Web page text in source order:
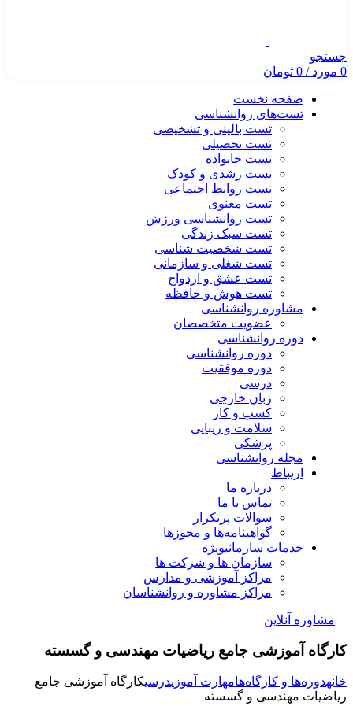
جستجو
0 مورد/
0 تومان
صفحه نخست
تست‌های روانشناسی
تست بالینی و تشخیصی
تست تحصیلی
تست خانواده
تست رشدی و کودک
تست روابط اجتماعی
تست معنوی
تست روانشناسی ورزش
تست سبک زندگی
تست شخصیت شناسی
تست شغلی و سازمانی
تست عشق و ازدواج
تست هوش و حافظه
مشاوره روانشناسی
عضویت متخصصان
دوره روانشناسی
دوره روانشناسی
دوره موفقیت
درسی
زبان خارجی
کسب و کار
سلامت و زیبایی
پزشکی
مجله روانشناسی
ارتباط
درباره ما
تماس با ما
سوالات پرتکرار
گواهینامه‌ها و مجوزها
خدمات سازمانیویژه
سازمان ها و شرکت ها
مراکز آموزشی و مدارس
مراکز مشاوره و روانشناسان
مشاوره آنلاین
کارگاه آموزشی جامع ریاضیات مهندسی و گسسته
خانهدوره‌ها و کارگاه‌هامهارت آموزیدرسیکارگاه آموزشی جامع
ریاضیات مهندسی و گسسته